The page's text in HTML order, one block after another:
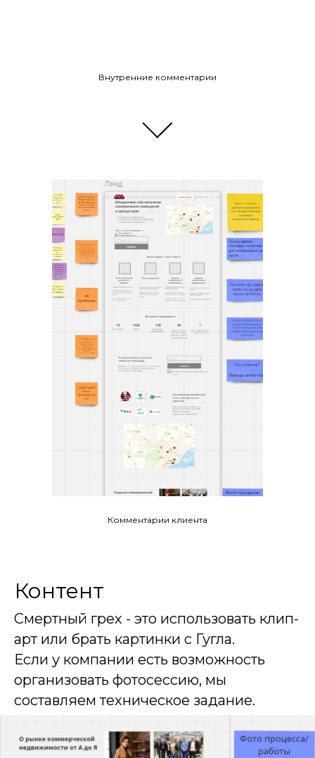
Внутренние комментарии
Комментарии клиента
Контент
Смертный грех - это использовать клип-
арт или брать картинки с Гугла.
Если у компании есть возможность
организовать фотосессию, мы
составляем техническое задание.